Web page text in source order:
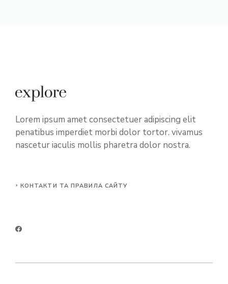
Lorem ipsum amet consectetuer adipiscing elit
penatibus imperdiet morbi dolor tortor. vivamus
nascetur iaculis mollis pharetra dolor nostra.
КОНТАКТИ ТА ПРАВИЛА САЙТУ